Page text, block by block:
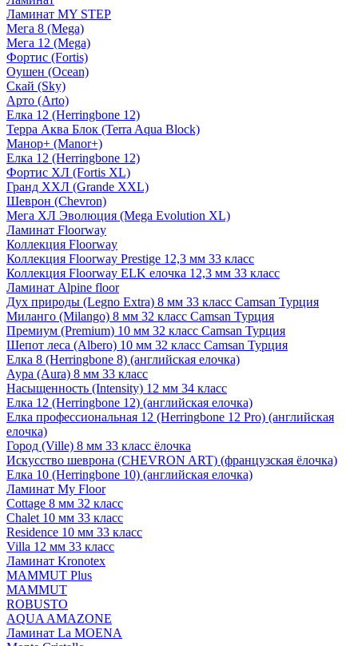
Ламинат MY STEP
Мега 8 (Mega)
Мега 12 (Mega)
Фортис (Fortis)
Оушен (Ocean)
Скай (Sky)
Арто (Arto)
Елка 12 (Herringbone 12)
Терра Аква Блок (Terra Aqua Block)
Манор+ (Manor+)
Елка 12 (Herringbone 12)
Фортис ХЛ (Fortis XL)
Гранд ХХЛ (Grande XXL)
Шеврон (Chevron)
Мега ХЛ Эволюция (Mega Evolution XL)
Ламинат Floorway
Коллекция Floorway
Коллекция Floorway Prestige 12,3 мм 33 класс
Коллекция Floorway ELK елочка 12,3 мм 33 класс
Ламинат Alpine floor
Дух природы (Legno Extra) 8 мм 33 класс Camsan Турция
Миланго (Milango) 8 мм 32 класс Camsan Турция
Премиум (Premium) 10 мм 32 класс Camsan Турция
Шепот леса (Albero) 10 мм 32 класс Camsan Турция
Елка 8 (Herringbone 8) (английская елочка)
Аура (Aura) 8 мм 33 класс
Насыщенность (Intensity) 12 мм 34 класс
Елка 12 (Herringbone 12) (английская елочка)
Елка профессиональная 12 (Herringbone 12 Pro) (английская
елочка)
Город (Ville) 8 мм 33 класс ёлочка
Искусство шеврона (CHEVRON ART) (французская ёлочка)
Елка 10 (Herringbone 10) (английская елочка)
Ламинат My Floor
Cottage 8 мм 32 класс
Chalet 10 мм 33 класс
Residence 10 мм 33 класс
Villa 12 мм 33 класс
Ламинат Kronotex
MAMMUT Plus
MAMMUT
ROBUSTO
AQUA AMAZONE
Ламинат La MOENA